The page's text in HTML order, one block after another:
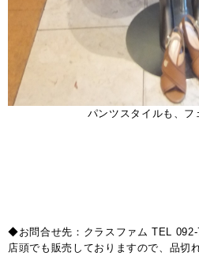
パンツスタイルも、フ
◆お問合せ先：クラスファム TEL
店頭でも販売しておりますので、品切